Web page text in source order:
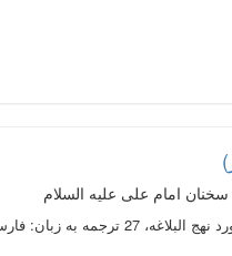
سخنان امام علی علیه السلام